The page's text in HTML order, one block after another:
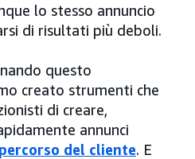
lo stesso annuncio
di risultati più deboli.
questo
creato strumenti che
di creare,
annunci
percorso del cliente. E